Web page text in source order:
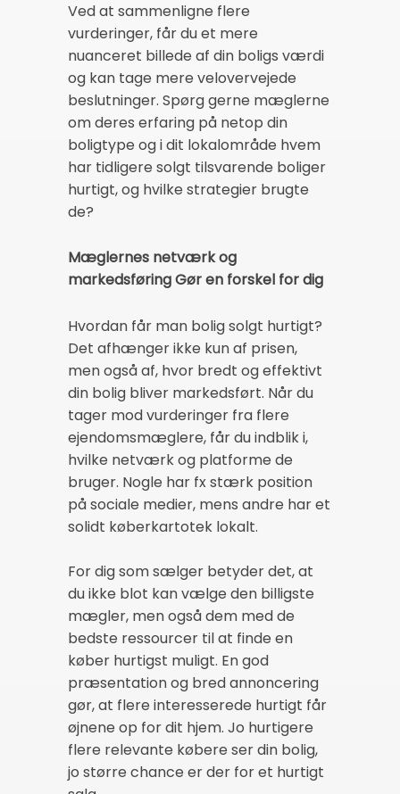
Ved at sammenligne flere
vurderinger, får du et mere
nuanceret billede af din boligs værdi
og kan tage mere velovervejede
beslutninger. Spørg gerne mæglerne
om deres erfaring på netop din
boligtype og i dit lokalområde hvem
har tidligere solgt tilsvarende boliger
hurtigt, og hvilke strategier brugte
de?
Mæglernes netværk og
markedsføring Gør en forskel for dig
Hvordan får man bolig solgt hurtigt?
Det afhænger ikke kun af prisen,
men også af, hvor bredt og effektivt
din bolig bliver markedsført. Når du
tager mod vurderinger fra flere
ejendomsmæglere, får du indblik i,
hvilke netværk og platforme de
bruger. Nogle har fx stærk position
på sociale medier, mens andre har et
solidt køberkartotek lokalt.
For dig som sælger betyder det, at
du ikke blot kan vælge den billigste
mægler, men også dem med de
bedste ressourcer til at finde en
køber hurtigst muligt. En god
præsentation og bred annoncering
gør, at flere interesserede hurtigt får
øjnene op for dit hjem. Jo hurtigere
flere relevante købere ser din bolig,
jo større chance er der for et hurtigt